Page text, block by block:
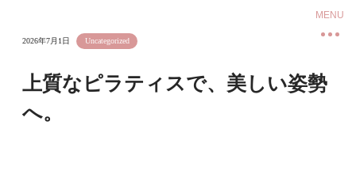
2026年7月1日 Uncategorized
上質なピラティスで、美しい姿勢
へ。